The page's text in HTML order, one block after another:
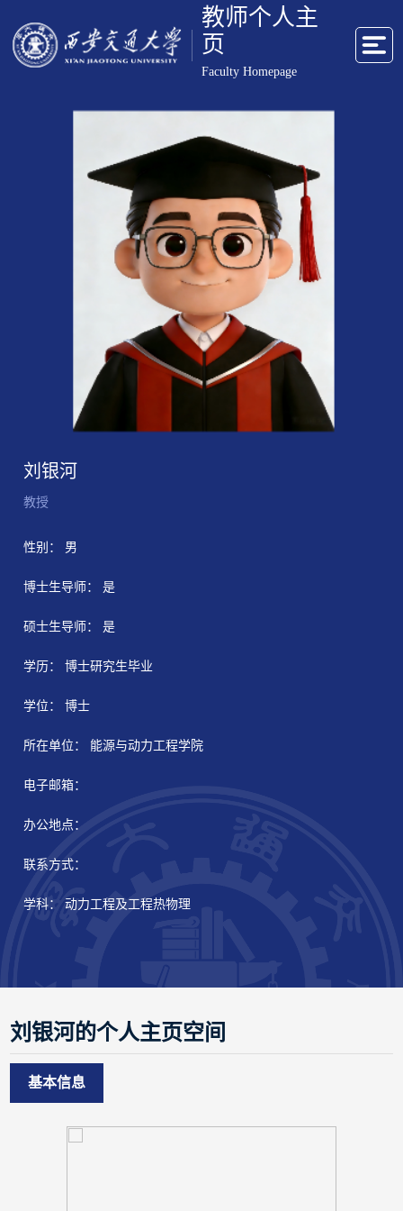
教师个人主
页
Faculty Homepage
刘银河
教授
性别： 男
博士生导师： 是
硕士生导师： 是
学历： 博士研究生毕业
学位： 博士
所在单位： 能源与动力工程学院
电子邮箱：
办公地点：
联系方式：
学科： 动力工程及工程热物理
刘银河的个人主页空间
基本信息